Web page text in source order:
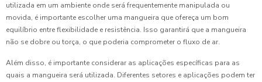
utilizada em um ambiente onde será frequentemente manipulada ou
movida, é importante escolher uma mangueira que ofereça um bom
equilíbrio entre flexibilidade e resistência. Isso garantirá que a mangueira
não se dobre ou torça, o que poderia comprometer o fluxo de ar.
Além disso, é importante considerar as aplicações específicas para as
quais a mangueira será utilizada. Diferentes setores e aplicações podem ter